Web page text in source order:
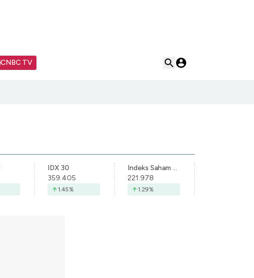
CNBC TV
IDX 30
359.405
1.45%
Indeks Saham Syariah Indonesia
221.978
1.29%